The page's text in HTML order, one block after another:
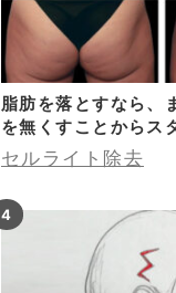
脂肪を落とすなら、
を無くすことからス
セルライト除去